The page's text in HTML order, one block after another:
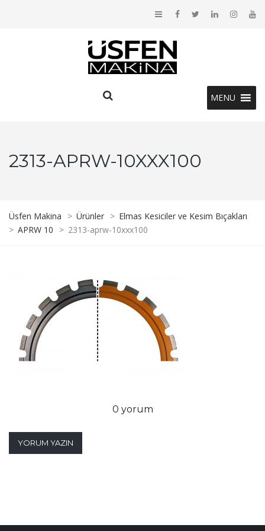
MENU
2313-APRW-10XXX100
Üsfen Makina > Ürünler > Elmas Kesiciler ve Kesim Bıçakları
> APRW 10 > 2313-aprw-10xxx100
0 yorum
YORUM YAZIN